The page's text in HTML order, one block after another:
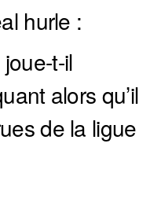
hurle :
t-il
alors qu’il
de la ligue